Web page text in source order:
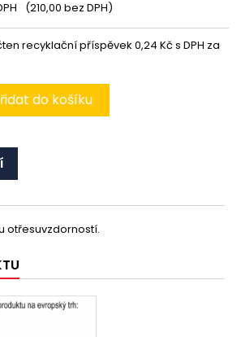
(210,00 bez DPH)
recyklační příspěvek 0,24 Kč s DPH za
do košíku
otřesuvzdorností.